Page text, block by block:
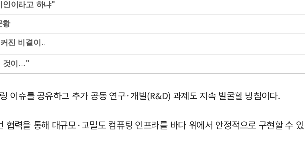
이라고 하냐"
황
것이…"
이슈를 공유하고 추가 공동 연구·개발(R&D) 과제도 지속 발굴할 방침이다.
력을 통해 대규모·고밀도 컴퓨팅 인프라를 바다 위에서 안정적으로 구현할 수